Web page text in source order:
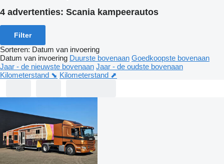
4 advertenties: Scania kampeerautos
Filter
Sorteren: Datum van invoering
Datum van invoering Duurste bovenaan Goedkoopste bovenaan
Jaar - de nieuwste bovenaan Jaar - de oudste bovenaan
Kilometerstand ⬊ Kilometerstand ⬈